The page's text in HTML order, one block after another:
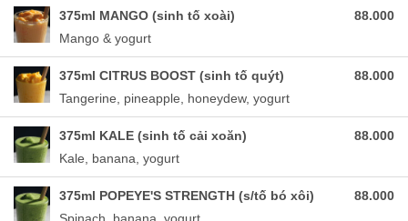
375ml MANGO (sinh tố xoài)
Mango & yogurt
88.000
375ml CITRUS BOOST (sinh tố quýt)
Tangerine, pineapple, honeydew, yogurt
88.000
375ml KALE (sinh tố cải xoăn)
Kale, banana, yogurt
88.000
375ml POPEYE'S STRENGTH (s/tố bó xôi)
88.000